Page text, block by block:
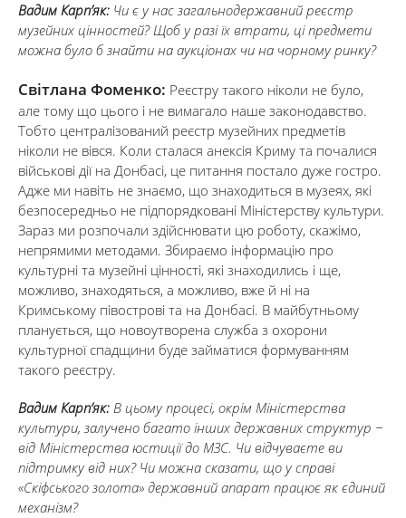
Вадим Карп’як: Чи є у нас загальнодержавний реєстр
музейних цінностей? Щоб у разі їх втрати, ці предмети
можна було б знайти на аукціонах чи на чорному ринку?
Світлана Фоменко: Реєстру такого ніколи не було,
але тому що цього і не вимагало наше законодавство.
Тобто централізований реєстр музейних предметів
ніколи не вівся. Коли сталася анексія Криму та почалися
військові дії на Донбасі, це питання постало дуже гостро.
Адже ми навіть не знаємо, що знаходиться в музеях, які
безпосередньо не підпорядковані Міністерству культури.
Зараз ми розпочали здійснювати цю роботу, скажімо,
непрямими методами. Збираємо інформацію про
культурні та музейні цінності, які знаходились і ще,
можливо, знаходяться, а можливо, вже й ні на
Кримському півострові та на Донбасі. В майбутньому
планується, що новоутворена служба з охорони
культурної спадщини буде займатися формуванням
такого реєстру.
Вадим Карп’як: В цьому процесі, окрім Міністерства
культури, залучено багато інших державних структур −
від Міністерства юстиції до МЗС. Чи відчуваєте ви
підтримку від них? Чи можна сказати, що у справі
«Скіфського золота» державний апарат працює як єдиний
механізм?